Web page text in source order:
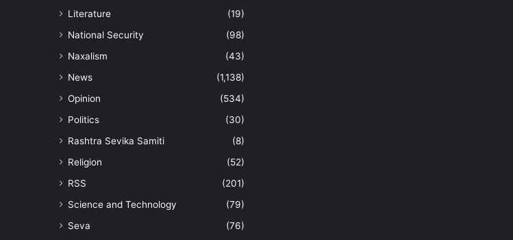
Literature
(19)
National Security
(98)
Naxalism
(43)
News
(1,138)
Opinion
(534)
Politics
(30)
Rashtra Sevika Samiti
(8)
Religion
(52)
RSS
(201)
Science and Technology
(79)
Seva
(76)